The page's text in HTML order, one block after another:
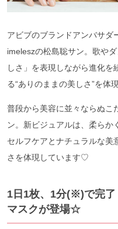
アビブのブランドアンバサダ
imeleszの松島聡サン。歌や
しさ」を表現しながら進化
る“ありのままの美しさ”を体
普段から美容に並々ならぬこ
ン。新ビジュアルは、柔ら
セルフケアとナチュラルな美
さを体現しています♡
1日1枚、1分(※)で完了
マスクが登場☆